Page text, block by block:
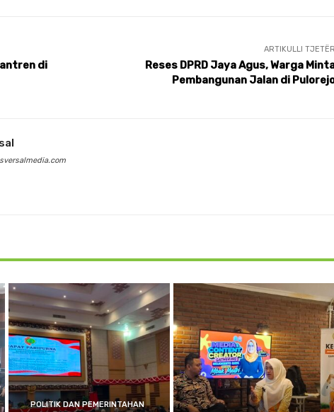
di
ARTIKULLI TJETËR
Reses DPRD Jaya Agus, Warga
Pembangunan Jalan di
POLITIK DAN PEMERINTAHAN